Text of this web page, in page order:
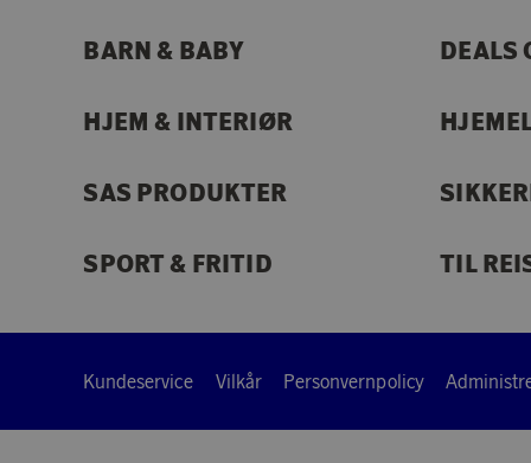
BARN & BABY DEALS
HJEM & INTERIØR
SAS PRODUKTER
SPORT & FRITID TIL
Kundeservice Vilkår Personvernpolicy